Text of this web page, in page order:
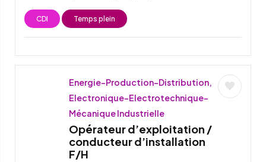
CDI Temps plein
Energie-Production-Distribution,
Electronique-Electrotechnique-
Mécanique Industrielle
Opérateur d’exploitation /
conducteur d’installation
F/H